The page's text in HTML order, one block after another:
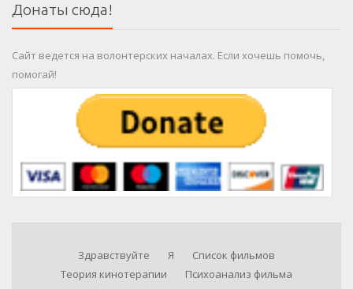
Донаты сюда!
Сайт ведется на волонтерских началах. Если хочешь помочь,
помогай!
Здравствуйте Я
Список фильмов
Теория кинотерапии
Психоанализ фильма